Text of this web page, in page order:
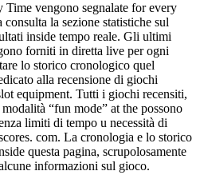
vengono segnalate for every
la sezione statistiche sul
inside tempo reale. Gli ultimi
forniti in diretta live per ogni
lo storico cronologico quel
alla recensione di giochi
equipment. Tutti i giochi recensiti,
“fun mode” at the possono
limiti di tempo u necessità di
com. La cronologia e lo storico
questa pagina, scrupolosamente
informazioni sul gioco.